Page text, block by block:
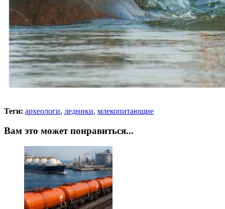
Теги: археологи, ледники, млекопитающие
Вам это может понравиться...